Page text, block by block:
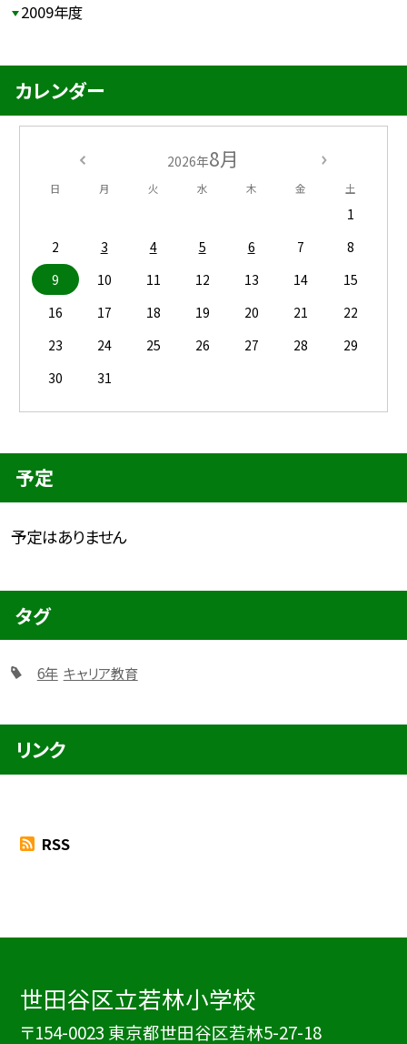
2009年度
カレンダー
2026年8月
日 月 火 水 木 金 土
1
2
3 4 5 6 7
8
9
10 11 12 13 14
15
16
17 18 19 20 21
22
23
24 25 26 27 28
29
30
31
予定
予定はありません
タグ
6年 キャリア教育
リンク
RSS
世田谷区立若林小学校
〒154-0023 東京都世田谷区若林5-27-18